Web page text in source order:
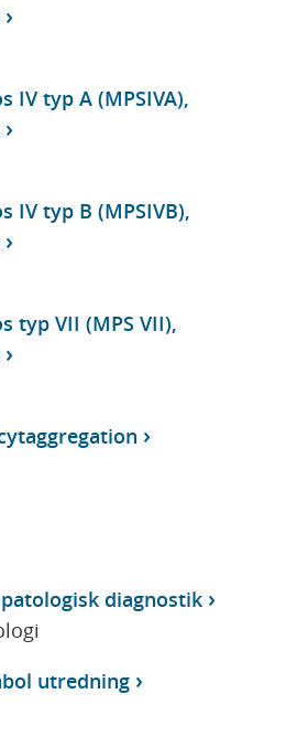
IV typ A (MPSIVA),
IV typ B (MPSIVB),
typ VII (MPS VII),
diagnostik
utredning